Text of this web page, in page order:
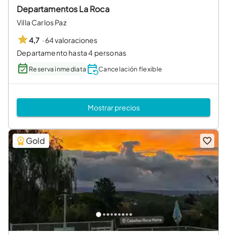
Departamentos La Roca
Villa Carlos Paz
4,7 ·64 valoraciones
Departamento hasta 4 personas
Reserva inmediata Cancelación flexible
Mostrar precios
Gold